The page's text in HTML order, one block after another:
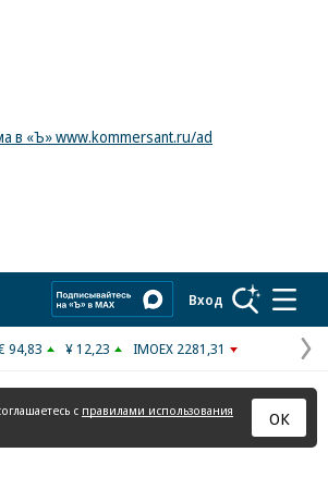
в «Ъ» www.kommersant.ru/ad
Вход
94,83 ¥ 12,23 IMOEX 2281,31
с правилами использования
ОК